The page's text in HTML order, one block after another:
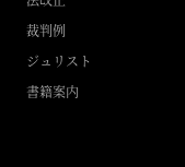
裁判例
ジュリスト
書籍案内